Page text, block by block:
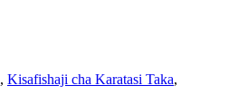
, Kisafishaji cha Karatasi Taka,